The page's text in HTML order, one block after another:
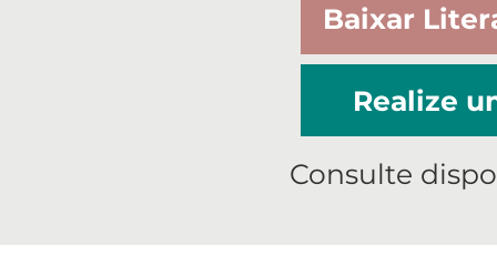
Baixar
Realize
Consulte